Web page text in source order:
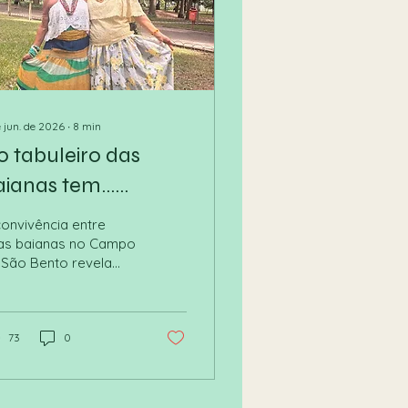
jun. de 2026 ∙ 8 min
tabuleiro das
tem…
entre
baianas no Campo
Bento revela
transformar a
73 0